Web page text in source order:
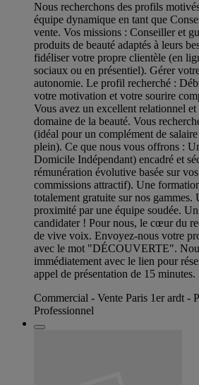
Nous recherchons des profils
équipe dynamique en tant que
vente. Vos missions : Conseiller et
produits de beauté adaptés à leurs
fidéliser votre propre clientèle (en
sociaux ou en présentiel). Gérer
autonomie. Le profil recherché :
votre motivation et votre sourire
Vous avez un excellent relationnel
domaine de la beauté. Vous
(idéal pour un complément de
plein). Ce que nous vous offrons :
Domicile Indépendant) encadré et
rémunération évolutive basée sur
commissions attractif). Une
totalement gratuite sur nos gammes.
proximité par une équipe soudée.
candidater ! Pour nous, le cœur du
de vive voix. Envoyez-nous votre
avec le mot "DÉCOUVERTE".
immédiatement avec le lien pour
appel de présentation de 15 minutes.
Commercial - Vente Paris 1er ardt -
Professionnel